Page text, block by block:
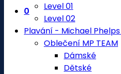
0
Level 01
Level 02
Plavání - Michael
Oblečení MP TEAM
Dámské
Dětské